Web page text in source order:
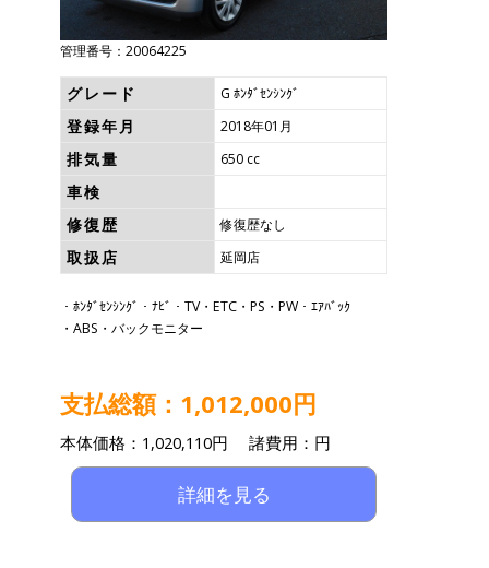
管理番号：20064225
グレード G ﾎﾝﾀﾞｾﾝｼﾝｸﾞ
登録年月 2018年01月
排気量 650 cc
車検
修復歴
修復歴なし
取扱店 延岡店
・ﾎﾝﾀﾞｾﾝｼﾝｸﾞ・ﾅﾋﾞ・TV・ETC・PS・PW・ｴｱﾊﾞｯｸ
・ABS・バックモニター
支払総額：1,012,000円
本体価格：1,020,110円 諸費用：円
詳細を見る